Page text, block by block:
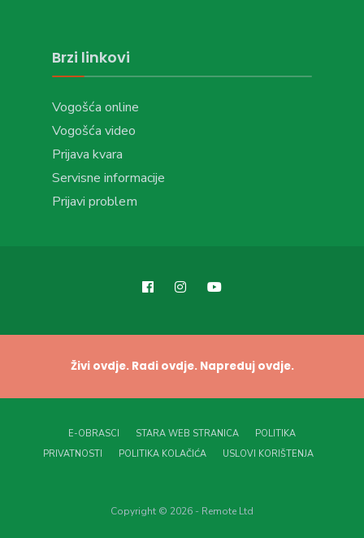
Brzi linkovi
Vogošća online
Vogošća video
Prijava kvara
Servisne informacije
Prijavi problem
Živi ovdje. Radi ovdje. Napreduj ovdje.
E-OBRASCI STARA WEB STRANICA
POLITIKA
PRIVATNOSTI
POLITIKA KOLAČIĆA USLOVI KORIŠTENJA
Copyright © 2026 - Remote Ltd